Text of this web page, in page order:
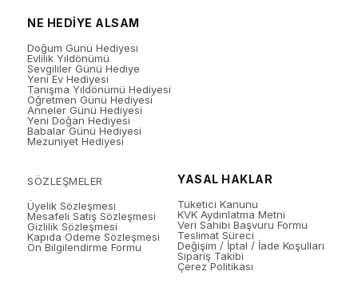
NE HEDİYE ALSAM
Doğum Günü Hediyesi
Evlilik Yıldönümü
Sevgililer Günü Hediye
Yeni Ev Hediyesi
Tanışma Yıldönümü Hediyesi
Öğretmen Günü Hediyesi
Anneler Günü Hediyesi
Yeni Doğan Hediyesi
Babalar Günü Hediyesi
Mezuniyet Hediyesi
SÖZLEŞMELER
Üyelik Sözleşmesi
Mesafeli Satış Sözleşmesi
Gizlilik Sözleşmesi
Kapıda Ödeme Sözleşmesi
Ön Bilgilendirme Formu
YASAL HAKLAR
Tüketici Kanunu
KVK Aydınlatma Metni
Veri Sahibi Başvuru Formu
Teslimat Süreci
Değişim / İptal / İade Koşulları
Sipariş Takibi
Çerez Politikası